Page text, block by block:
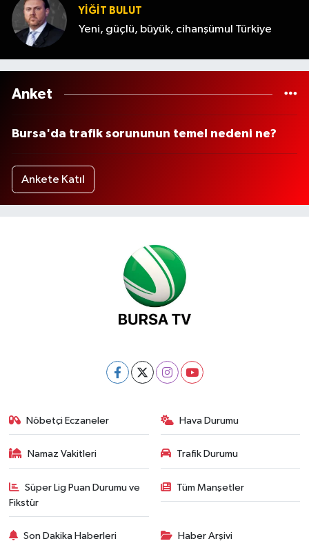
YİĞİT BULUT
Yeni, güçlü, büyük, cihanşümul Türkiye
Anket
Bursa'da trafik sorununun temel nedeni ne?
Ankete Katıl
Nöbetçi Eczaneler Hava Durumu
Namaz Vakitleri Trafik Durumu
Süper Lig Puan Durumu ve
Fikstür
Tüm Manşetler
Son Dakika Haberleri Haber Arşivi